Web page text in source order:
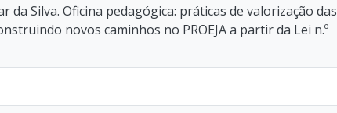
da Silva. Oficina pedagógica: práticas de valorização das
novos caminhos no PROEJA a partir da Lei n.º